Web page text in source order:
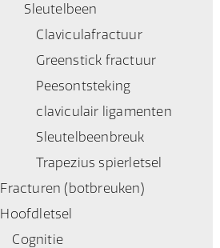
Sleutelbeen
Claviculafractuur
Greenstick fractuur
Peesontsteking
claviculair ligamenten
Sleutelbeenbreuk
Trapezius spierletsel
Fracturen (botbreuken)
Hoofdletsel
Cognitie